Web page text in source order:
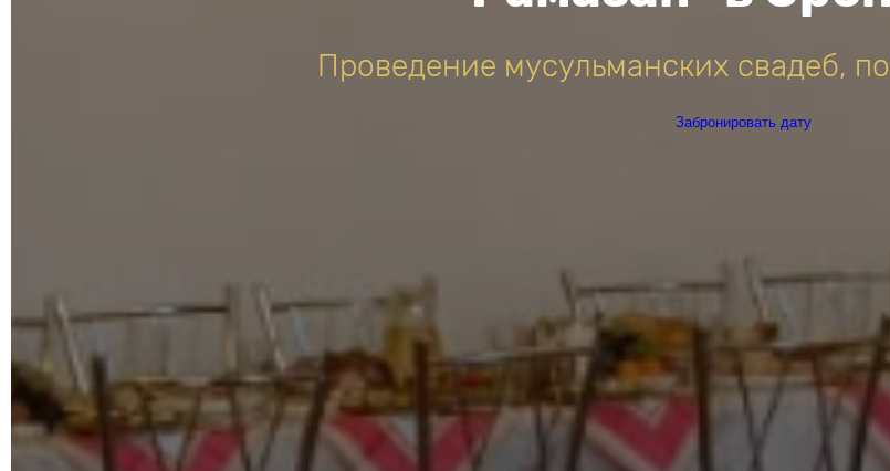
Проведение мусульманских свадеб,
Забронировать дату